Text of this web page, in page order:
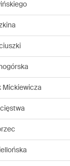
Mickiewicza